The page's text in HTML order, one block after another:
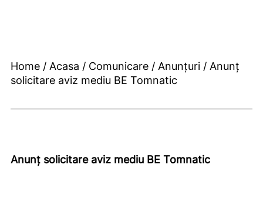
Home / Acasa / Comunicare / Anunțuri / Anunț
solicitare aviz mediu BE Tomnatic
Anunț solicitare aviz mediu BE Tomnatic